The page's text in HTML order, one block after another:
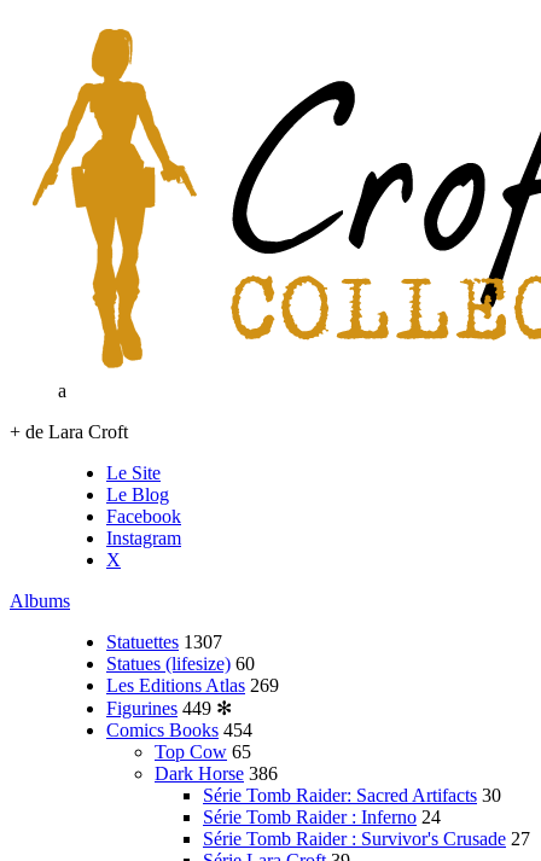
a
+ de Lara Croft
Le Site
Le Blog
Facebook
Instagram
X
Albums
Statuettes 1307
Statues (lifesize) 60
Les Editions Atlas 269
Figurines 449 ✻
Comics Books 454
Top Cow 65
Dark Horse 386
Série Tomb Raider: Sacred Artifacts 30
Série Tomb Raider : Inferno 24
Série Tomb Raider : Survivor's Crusade 27